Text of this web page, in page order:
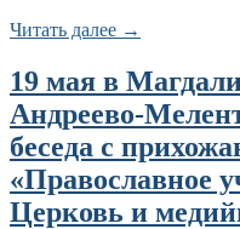
Читать далее →
19 мая в
Андреево-
беседа c
«Православное
Церковь и